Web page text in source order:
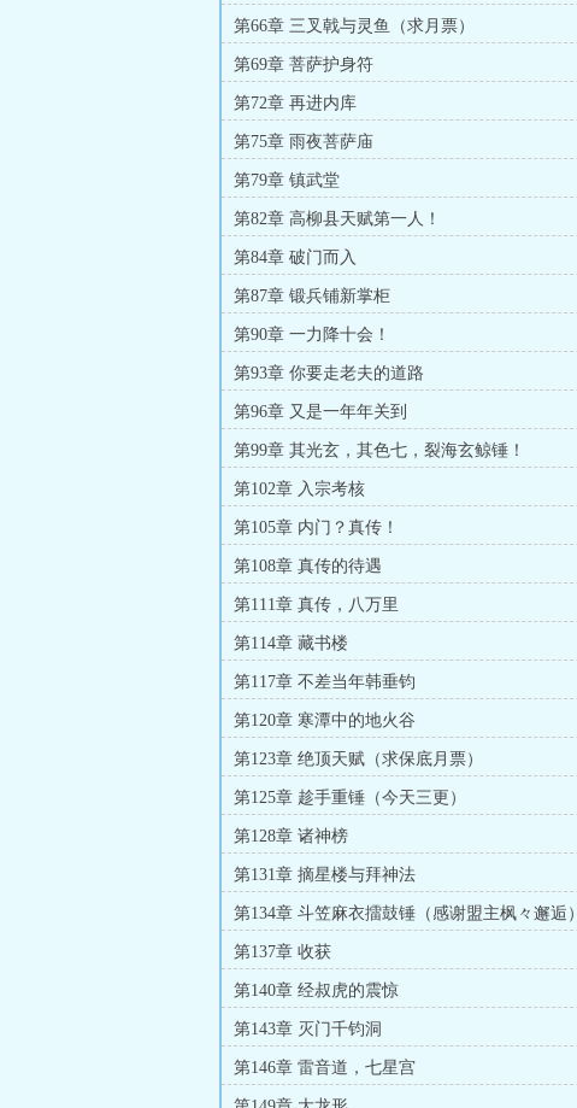
第66章 三叉戟与灵鱼（求月票）
第69章 菩萨护身符
第72章 再进内库
第75章 雨夜菩萨庙
第79章 镇武堂
第82章 高柳县天赋第一人！
第84章 破门而入
第87章 锻兵铺新掌柜
第90章 一力降十会！
第93章 你要走老夫的道路
第96章 又是一年年关到
第99章 其光玄，其色七，裂海玄鲸锤！
第102章 入宗考核
第105章 内门？真传！
第108章 真传的待遇
第111章 真传，八万里
第114章 藏书楼
第117章 不差当年韩垂钧
第120章 寒潭中的地火谷
第123章 绝顶天赋（求保底月票）
第125章 趁手重锤（今天三更）
第128章 诸神榜
第131章 摘星楼与拜神法
第134章 斗笠麻衣擂鼓锤（感谢盟主枫々邂逅）
第137章 收获
第140章 经叔虎的震惊
第143章 灭门千钧洞
第146章 雷音道，七星宫